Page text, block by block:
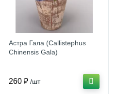
Астра Гала (Callistephus
Chinensis Gala)
260 ₽ /шт